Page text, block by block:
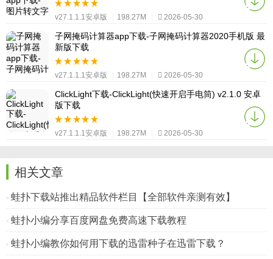
v27.1.1.1安卓版 198.27M 2026-05-30
子网掩码计算器app下载-子网掩码计算器2020手机版 最
新版下载
v27.1.1.1安卓版 198.27M 2026-05-30
ClickLight下载-ClickLight(快速开启手电筒) v2.1.0 安卓
版下载
v27.1.1.1安卓版 198.27M 2026-05-30
相关文章
蛙扑下载站推出精品软件栏目【全部软件亲测有效】
蛙扑小编分享百度网盘免费高速下载教程
蛙扑小编教你如何用下载的迅雷种子在迅雷下载？